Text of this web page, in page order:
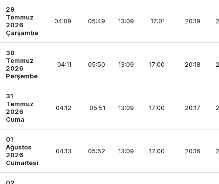
29
Temmuz
2026
Çarşamba
04:09 05:49 13:09 17:01 20:19
30
Temmuz
2026
Perşembe
04:11 05:50 13:09 17:00 20:18
31
Temmuz
2026
Cuma
04:12 05:51 13:09 17:00 20:17
01
Ağustos
2026
Cumartesi
04:13 05:52 13:09 17:00 20:16